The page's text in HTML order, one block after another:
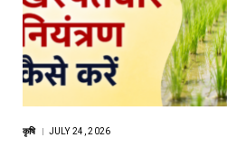
कृषि JULY 24, 2026